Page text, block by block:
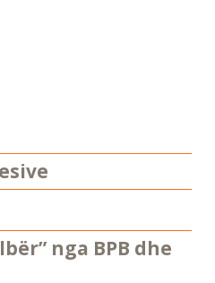
nga BPB dhe